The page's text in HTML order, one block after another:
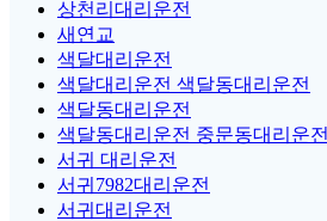
상천리대리운전
새연교
색달대리운전
색달대리운전 색달동대리운전
색달동대리운전
색달동대리운전 중문동대리운전
서귀 대리운전
서귀7982대리운전
서귀대리운전